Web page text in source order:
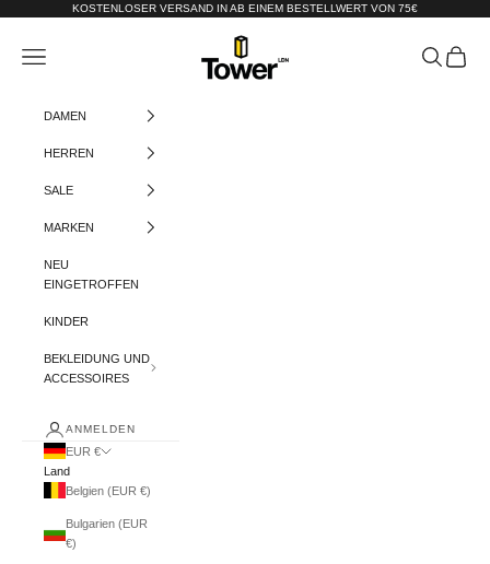
Zum Inhalt springenKOSTENLOSER VERSAND IN AB EINEM BESTELLWERT VON 75€
Tower-London.De
Menü Suchen
DAMEN
HERREN
SALE
MARKEN
NEU
EINGETROFFEN
KINDER
BEKLEIDUNG UND
ACCESSOIRES
ANMELDEN
EUR €
Land
Belgien (EUR €)
Bulgarien (EUR
€)